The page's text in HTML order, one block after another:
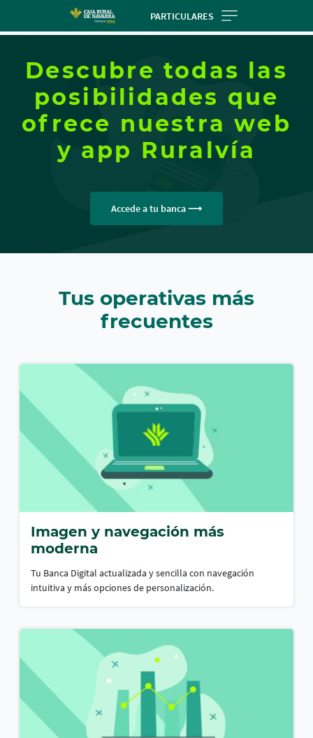
contentt
PARTICULARES
Descubre todas las
posibilidades que
ofrece nuestra web
y app Ruralvía
Accede a tu banca
Tus operativas más
frecuentes
Imagen y navegación más
moderna
Tu Banca Digital actualizada y sencilla con navegación
intuitiva y más opciones de personalización.